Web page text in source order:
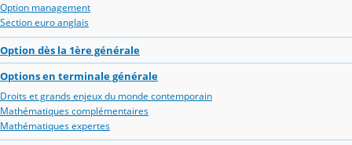
Option management
Section euro anglais
Option dès la 1ère générale
Options en terminale générale
Droits et grands enjeux du monde contemporain
Mathématiques complémentaires
Mathématiques expertes